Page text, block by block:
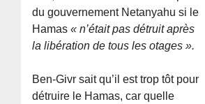
du gouvernement Netanyahu si le
Hamas« n’était pas détruit après
la libération de tous les otages ».
Ben-Givr sait qu’il est trop tôt pour
détruire le Hamas, car quelle